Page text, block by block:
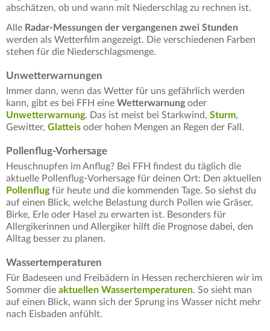
abschätzen, ob und wann mit Niederschlag zu rechnen ist.
Alle Radar-Messungen der vergangenen zwei Stunden
werden als Wetterfilm angezeigt. Die verschiedenen Farben
stehen für die Niederschlagsmenge.
Unwetterwarnungen
Immer dann, wenn das Wetter für uns gefährlich werden
kann, gibt es bei FFH eine Wetterwarnung oder
Unwetterwarnung. Das ist meist bei Starkwind, Sturm,
Gewitter, Glatteis oder hohen Mengen an Regen der Fall.
Pollenflug-Vorhersage
Heuschnupfen im Anflug? Bei FFH findest du täglich die
aktuelle Pollenflug-Vorhersage für deinen Ort: Den aktuellen
Pollenflugfür heute und die kommenden Tage. So siehst du
auf einen Blick, welche Belastung durch Pollen wie Gräser,
Birke, Erle oder Hasel zu erwarten ist. Besonders für
Allergikerinnen und Allergiker hilft die Prognose dabei, den
Alltag besser zu planen.
Wassertemperaturen
Für Badeseen und Freibädern in Hessen recherchieren wir im
Sommer die aktuellen Wassertemperaturen. So sieht man
auf einen Blick, wann sich der Sprung ins Wasser nicht mehr
nach Eisbaden anfühlt.